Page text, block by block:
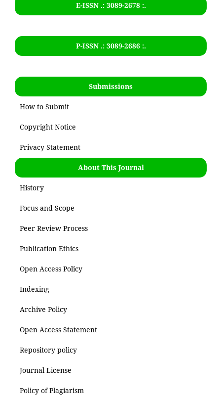
E-ISSN .: 3089-2678 :.
P-ISSN .: 3089-2686:.
Submissions
How to Submit
Copyright Notice
Privacy Statement
About This Journal
History
Focus and Scope
Peer Review Process
Publication Ethics
Open Access Policy
Indexing
Archive Policy
Open Access Statement
Repository policy
Journal License
Policy of Plagiarism